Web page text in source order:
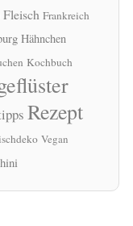
Fleisch Frankreich
Hähnchen
Kochbuch
Rezept
Vegan